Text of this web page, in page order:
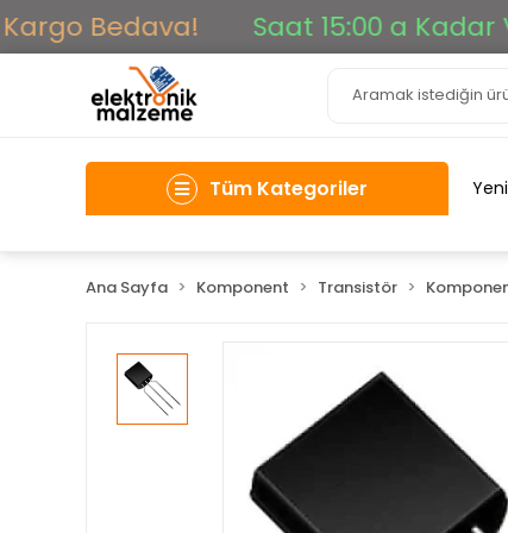
Bedava! Saat 15:00 a Kadar
Tüm Kategoriler
Ana Sayfa Komponent Transistör